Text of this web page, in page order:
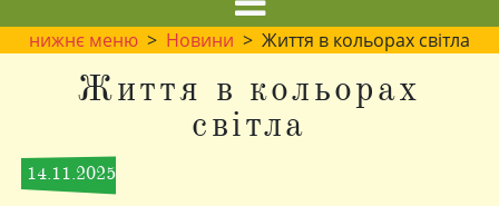
нижнє меню > Новини > Життя в кольорах світла
Життя в кольорах
світла
14.11.2025